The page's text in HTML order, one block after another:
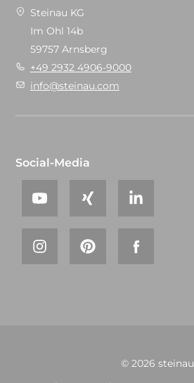
Steinau KG
Im Ohl 14b
59757 Arnsberg
+49 2932 4906-9000
info@steinau.com
Social-Media
© 2026 steinau